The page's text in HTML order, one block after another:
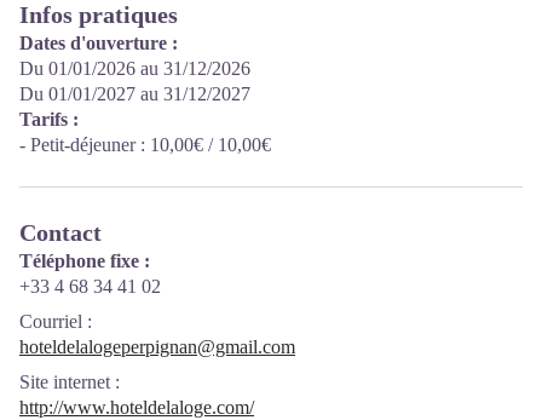
Infos pratiques
Dates d'ouverture :
Du 01/01/2026 au 31/12/2026
Du 01/01/2027 au 31/12/2027
Tarifs :
- Petit-déjeuner : 10,00€ / 10,00€
Contact
Téléphone fixe :
+33 4 68 34 41 02
Courriel :
hoteldelalogeperpignan@gmail.com
Site internet :
http://www.hoteldelaloge.com/